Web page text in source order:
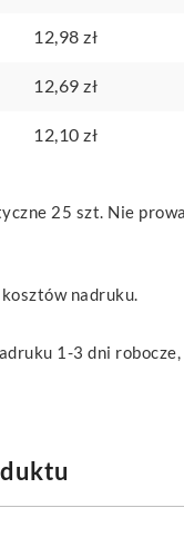
12,98 zł
12,69 zł
12,10 zł
25 szt. Nie
nadruku.
1-3 dni